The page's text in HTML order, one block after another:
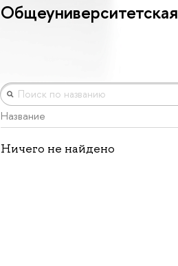
Название
Ничего не найдено